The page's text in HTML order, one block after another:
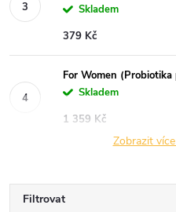
Skladem
379 Kč
For Women
Skladem
1 359 Kč
Zobrazit
Filtrovat